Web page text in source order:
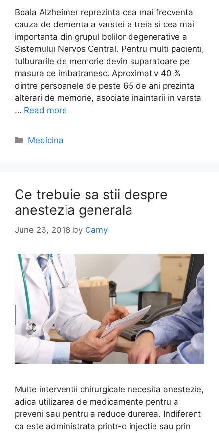
Boala Alzheimer reprezinta cea mai frecventa
cauza de dementa a varstei a treia si cea mai
importanta din grupul bolilor degenerative a
Sistemului Nervos Central. Pentru multi pacienti,
tulburarile de memorie devin suparatoare pe
masura ce imbatranesc. Aproximativ 40 %
dintre persoanele de peste 65 de ani prezinta
alterari de memorie, asociate inaintarii in varsta
… Read more
Categories
Medicina
Ce trebuie sa stii despre
anestezia generala
June 23, 2018 by Camy
Multe interventii chirurgicale necesita anestezie,
adica utilizarea de medicamente pentru a
preveni sau pentru a reduce durerea. Indiferent
ca este administrata printr-o injectie sau prin